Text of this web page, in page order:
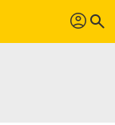
profil search